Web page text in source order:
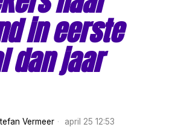
in eerste
dan jaar
Vermeer april 25 12:53